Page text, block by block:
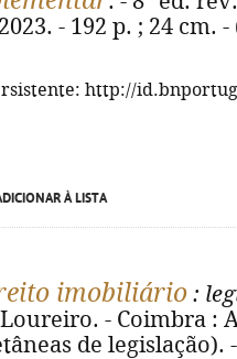
- 192 p. ; 24 cm.
http://
À LISTA
imobiliário :
- Coimbra :
de legislação).